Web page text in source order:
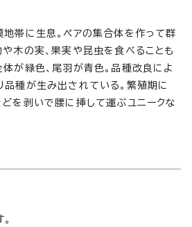
帯に生息。ペアの集合体を作って群
木の実、果実や昆虫を食べることも
が緑色、尾羽が青色。品種改良によ
品種が生み出されている。繁殖期に
を剥いで腰に挿して運ぶユニークな